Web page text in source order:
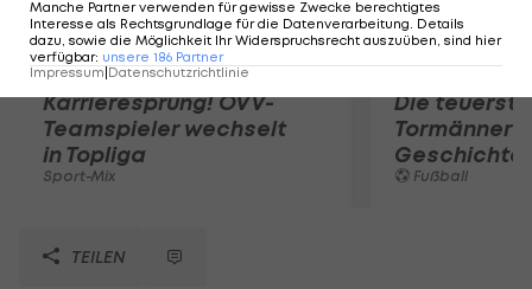
Karrieresprung! ÖVV-
Teamspieler wechselt
in Topliga
Sport-Mix
Die
Tormänner
Geschichte
Fußball
TEILEN
Manche Partner verwenden für gewisse Zwecke berechtigtes
Interesse als Rechtsgrundlage für die Datenverarbeitung. Details
dazu, sowie die Möglichkeit Ihr Widerspruchsrecht auszuüben, sind hier
verfügbar: unsere 186 Partner
Impressum Datenschutzrichtlinie